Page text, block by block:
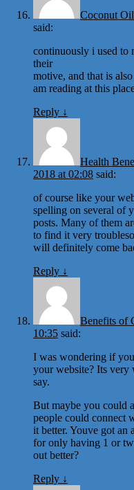
Coconut
said:
continuously i used to
their
motive, and that is
am reading at this
Reply ↓
Health
2018 at 02:08 said:
of course like your
spelling on several of
posts. Many of them
to find it very
will definitely come
Reply ↓
Benefits of
10:35 said:
I was wondering if
your website? Its
say.
But maybe you could
people could connect
it better. Youve got an
for only having 1 or
out better?
Reply ↓